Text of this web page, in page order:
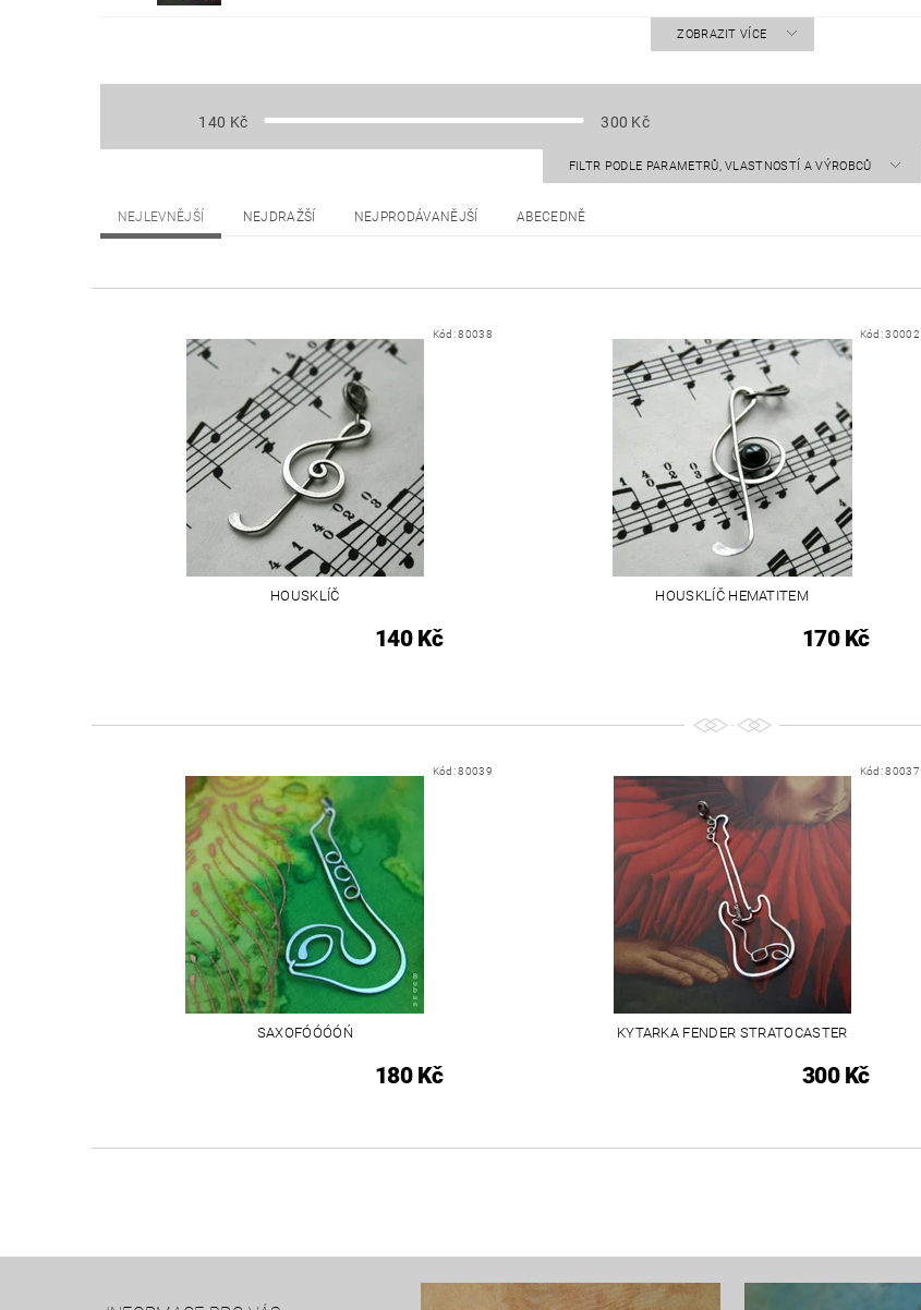
ZOBRAZIT VÍCE
140 Kč 300 Kč
FILTR PODLE PARAMETRŮ, VLASTNOSTÍ A VÝROBCŮ
NEJLEVNĚJŠÍ NEJDRAŽŠÍ NEJPRODÁVANĚJŠÍ ABECEDNĚ
Kód:80038
HOUSKLÍČ
140 Kč
Kód:30002
HOUSKLÍČ HEMATITEM
170 Kč
Kód:80039
SAXOFÓÓÓÓŃ
180 Kč
Kód:80037
KYTARKA FENDER STRATOCASTER
300 Kč